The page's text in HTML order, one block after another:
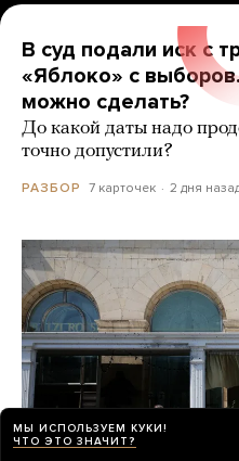
В суд подали иск с
«Яблоко» с
можно сделать?
До какой даты надо
точно допустили?
РАЗБОР 7 карточек 2 дня
МЫ ИСПОЛЬЗУЕМ КУКИ!
ЧТО ЭТО ЗНАЧИТ?